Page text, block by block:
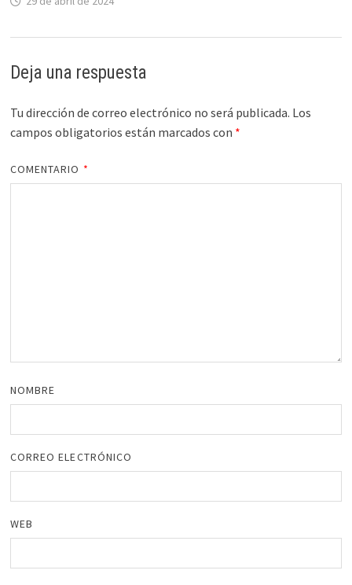
Deja una respuesta
Tu dirección de correo electrónico no será publicada. Los
campos obligatorios están marcados con *
COMENTARIO *
NOMBRE
CORREO ELECTRÓNICO
WEB